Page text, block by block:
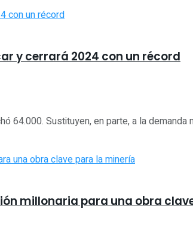
y cerrará 2024 con un récord
64.000. Sustituyen, en parte, a la demanda
millonaria para una obra